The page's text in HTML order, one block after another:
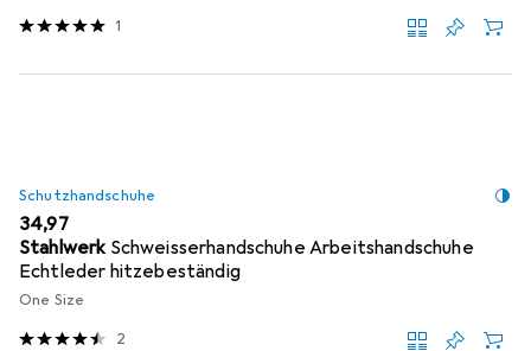
1
Schutzhandschuhe
EUR
34,97
Stahlwerk Schweisserhandschuhe Arbeitshandschuhe
Echtleder hitzebeständig
One Size
2